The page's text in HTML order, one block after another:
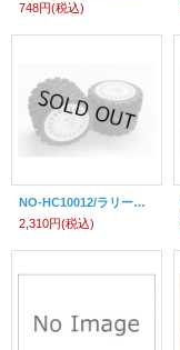
748円(税込)
NO-HC10012/ラリータイヤ（ホイール接着済4個入）
2,310円(税込)